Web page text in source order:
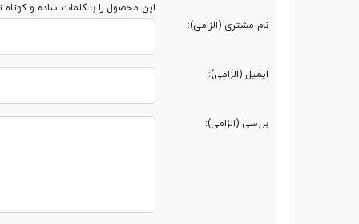
این محصول را با کلمات ساده و
نام مشتری (الزامی):
ایمیل (الزامی):
بررسی (الزامی):